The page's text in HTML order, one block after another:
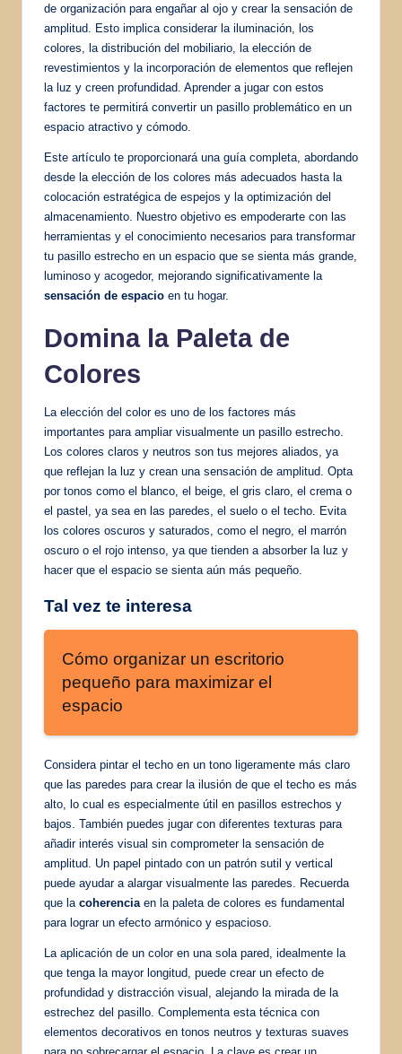
de organización para engañar al ojo y crear la sensación de
amplitud. Esto implica considerar la iluminación, los
colores, la distribución del mobiliario, la elección de
revestimientos y la incorporación de elementos que reflejen
la luz y creen profundidad. Aprender a jugar con estos
factores te permitirá convertir un pasillo problemático en un
espacio atractivo y cómodo.
Este artículo te proporcionará una guía completa, abordando
desde la elección de los colores más adecuados hasta la
colocación estratégica de espejos y la optimización del
almacenamiento. Nuestro objetivo es empoderarte con las
herramientas y el conocimiento necesarios para transformar
tu pasillo estrecho en un espacio que se sienta más grande,
luminoso y acogedor, mejorando significativamente la
sensación de espacio en tu hogar.
Domina la Paleta de
Colores
La elección del color es uno de los factores más
importantes para ampliar visualmente un pasillo estrecho.
Los colores claros y neutros son tus mejores aliados, ya
que reflejan la luz y crean una sensación de amplitud. Opta
por tonos como el blanco, el beige, el gris claro, el crema o
el pastel, ya sea en las paredes, el suelo o el techo. Evita
los colores oscuros y saturados, como el negro, el marrón
oscuro o el rojo intenso, ya que tienden a absorber la luz y
hacer que el espacio se sienta aún más pequeño.
Tal vez te interesa
Cómo organizar un escritorio
pequeño para maximizar el
espacio
Considera pintar el techo en un tono ligeramente más claro
que las paredes para crear la ilusión de que el techo es más
alto, lo cual es especialmente útil en pasillos estrechos y
bajos. También puedes jugar con diferentes texturas para
añadir interés visual sin comprometer la sensación de
amplitud. Un papel pintado con un patrón sutil y vertical
puede ayudar a alargar visualmente las paredes. Recuerda
que la coherencia en la paleta de colores es fundamental
para lograr un efecto armónico y espacioso.
La aplicación de un color en una sola pared, idealmente la
que tenga la mayor longitud, puede crear un efecto de
profundidad y distracción visual, alejando la mirada de la
estrechez del pasillo. Complementa esta técnica con
elementos decorativos en tonos neutros y texturas suaves